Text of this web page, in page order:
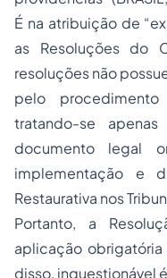
É na atribuição de
as Resoluções do
resoluções não
pelo
tratando-se
documento legal
implementação e
Restaurativa nos
Portanto, a
aplicação obrigatória
disso, inquestionável